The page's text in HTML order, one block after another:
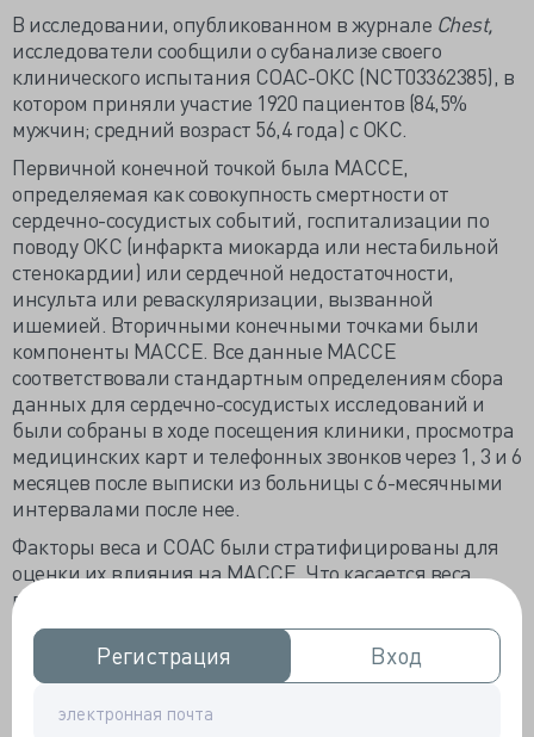
Регистрация
Регистрация Вход
Вход
В исследовании, опубликованном в журнале Chest,
исследователи сообщили о субанализе своего
клинического испытания СОАС-ОКС (NCT03362385), в
котором приняли участие 1920 пациентов (84,5%
мужчин; средний возраст 56,4 года) с ОКС.
Первичной конечной точкой была MACCE,
определяемая как совокупность смертности от
сердечно-сосудистых событий, госпитализации по
поводу ОКС (инфаркта миокарда или нестабильной
стенокардии) или сердечной недостаточности,
инсульта или реваскуляризации, вызванной
ишемией. Вторичными конечными точками были
компоненты MACCE. Все данные MACCE
соответствовали стандартным определениям сбора
данных для сердечно-сосудистых исследований и
были собраны в ходе посещения клиники, просмотра
медицинских карт и телефонных звонков через 1, 3 и 6
месяцев после выписки из больницы с 6-месячными
интервалами после нее.
Факторы веса и СОАС были стратифицированы для
оценки их влияния на MACCE. Что касается веса,
пациенты были сгруппированы либо как
страдающие ожирением, либо как не страдающие
ожирением, что определялось измерениями
окружности талии и шеи и значением ИМТ,
определения статуса ожирения. Ожирение было